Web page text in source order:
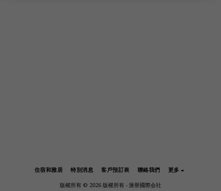
住宿和雅居 特別消息 客戶預訂表 聯絡我們 更多
版權所有 © 2026 版權所有 - 滙譽國際会社